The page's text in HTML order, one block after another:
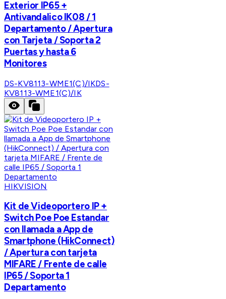
Exterior IP65 +
Antivandalico IK08 / 1
Departamento / Apertura
con Tarjeta / Soporta 2
Puertas y hasta 6
Monitores
DS-KV8113-WME1(C)/IKDS-
KV8113-WME1(C)/IK
HIKVISION
Kit de Videoportero IP +
Switch Poe Poe Estandar
con llamada a App de
Smartphone (HikConnect)
/ Apertura con tarjeta
MIFARE / Frente de calle
IP65 / Soporta 1
Departamento